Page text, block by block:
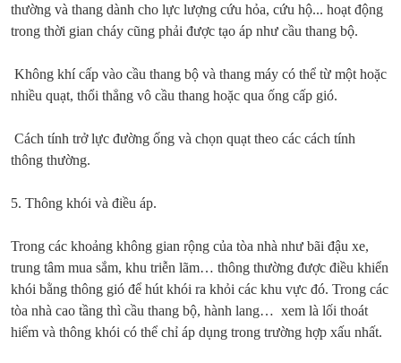
thường và thang dành cho lực lượng cứu hỏa, cứu hộ... hoạt động
trong thời gian cháy cũng phải được tạo áp như cầu thang bộ.
Không khí cấp vào cầu thang bộ và thang máy có thể từ một hoặc
nhiều quạt, thổi thẳng vô cầu thang hoặc qua ống cấp gió.
Cách tính trở lực đường ống và chọn quạt theo các cách tính
thông thường.
5. Thông khói và điều áp.
Trong các khoảng không gian rộng của tòa nhà như bãi đậu xe,
trung tâm mua sắm, khu triễn lãm… thông thường được điều khiển
khói bằng thông gió để hút khói ra khỏi các khu vực đó. Trong các
tòa nhà cao tầng thì cầu thang bộ, hành lang… xem là lối thoát
hiểm và thông khói có thể chỉ áp dụng trong trường hợp xấu nhất.